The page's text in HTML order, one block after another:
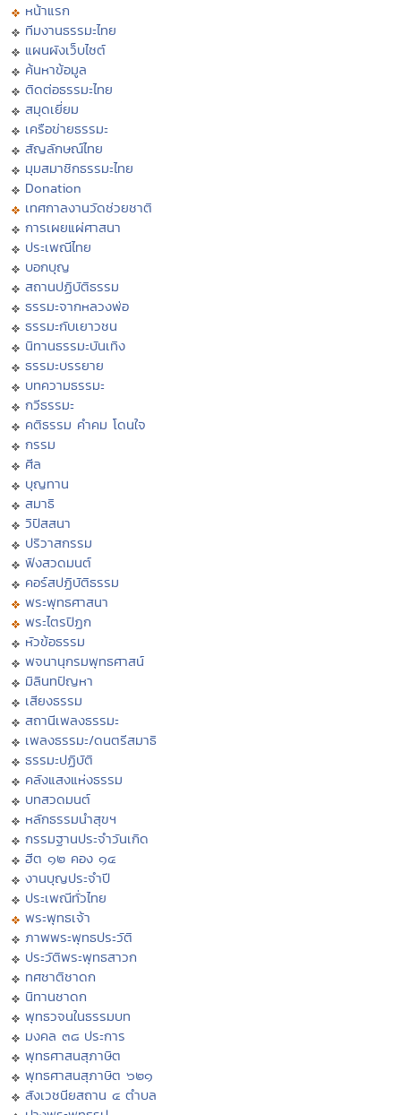
หน้าแรก
ทีมงานธรรมะไทย
แผนผังเว็บไซต์
ค้นหาข้อมูล
ติดต่อธรรมะไทย
สมุดเยี่ยม
เครือข่ายธรรมะ
สัญลักษณ์ไทย
มุมสมาชิกธรรมะไทย
Donation
เทศกาลงานวัดช่วยชาติ
การเผยแผ่ศาสนา
ประเพณีไทย
บอกบุญ
สถานปฏิบัติธรรม
ธรรมะจากหลวงพ่อ
ธรรมะกับเยาวชน
นิทานธรรมะบันเทิง
ธรรมะบรรยาย
บทความธรรมะ
กวีธรรมะ
คติธรรม คำคม โดนใจ
กรรม
ศีล
บุญทาน
สมาธิ
วิปัสสนา
ปริวาสกรรม
ฟังสวดมนต์
คอร์สปฏิบัติธรรม
พระพุทธศาสนา
พระไตรปิฏก
หัวข้อธรรม
พจนานุกรมพุทธศาสน์
มิลินทปัญหา
เสียงธรรม
สถานีเพลงธรรมะ
เพลงธรรมะ/ดนตรีสมาธิ
ธรรมะปฏิบัติ
คลังแสงแห่งธรรม
บทสวดมนต์
หลักธรรมนำสุขฯ
กรรมฐานประจำวันเกิด
ฮีต ๑๒ คอง ๑๔
งานบุญประจำปี
ประเพณีทั่วไทย
พระพุทธเจ้า
ภาพพระพุทธประวัติ
ประวัติพระพุทธสาวก
ทศชาติชาดก
นิทานชาดก
พุทธวจนในธรรมบท
มงคล ๓๘ ประการ
พุทธศาสนสุภาษิต
พุทธศาสนสุภาษิต ๖๒๑
สังเวชนียสถาน ๔ ตำบล